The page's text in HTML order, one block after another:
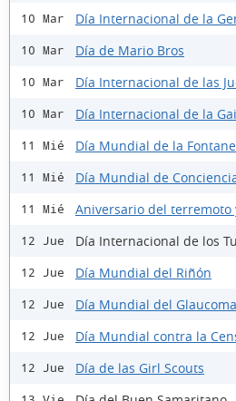
10 Mar Día Internacional de la
10 Mar Día de Mario Bros
10 Mar Día Internacional de las
10 Mar Día Internacional de la
11 Mié Día Mundial de la
11 Mié Día Mundial de
11 Mié Aniversario del terremoto
12 Jue Día Internacional de los
12 Jue Día Mundial del Riñón
12 Jue Día Mundial del Glaucoma
12 Jue Día Mundial contra la
12 Jue Día de las Girl Scouts